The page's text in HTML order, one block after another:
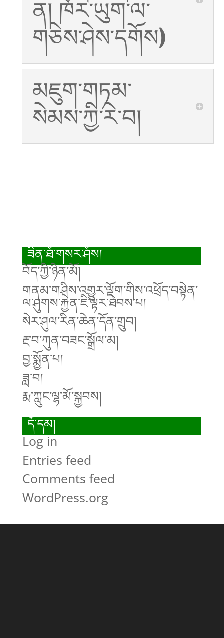
ན། ཁོར་ཡུག་ལ་
གཅེས་ཤེས་དགོས)
མཇུག་གཏམ་
སེམས་ཀྱི་རེ་བ།
ཟིན་ཐོ་གསར་ཤོས།
བོད་ཀྱི་ཉིན་མོ།
གནམ་གཤིས་འགྱུར་ལྡོག་གིས་འཕྲོད་བསྟེན་
ལ་ཤུགས་རྐྱེན་ཇི་ལྟར་ཐེབས་པ།
སེར་ཤུལ་རིན་ཆེན་དོན་གྲུབ།
རྔ་བ་ཀུན་བཟང་སྒྲོལ་མ།
བྱ་སྨྱོན་པ།
ཟླ་བ།
རྨ་ཀླུང་ལྷ་མོ་སྐྱབས།
དོ་དམ།
Log in
Entries feed
Comments feed
WordPress.org